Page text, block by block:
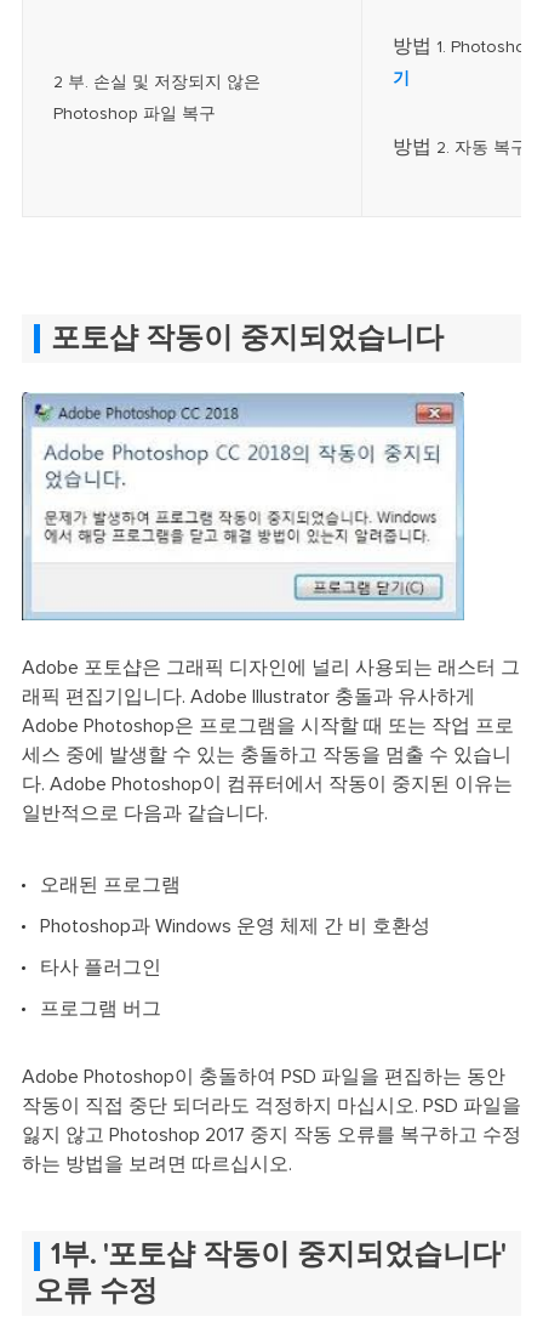
2 부. 손실 및 저장되지 않은
Photoshop 파일 복구
방법 1. Photoshop
기
방법 2. 자동 복구
포토샵 작동이 중지되었습니다
Adobe 포토샵은 그래픽 디자인에 널리 사용되는 래스터 그
래픽 편집기입니다. Adobe Illustrator 충돌과 유사하게
Adobe Photoshop은 프로그램을 시작할 때 또는 작업 프로
세스 중에 발생할 수 있는 충돌하고 작동을 멈출 수 있습니
다. Adobe Photoshop이 컴퓨터에서 작동이 중지된 이유는
일반적으로 다음과 같습니다.
오래된 프로그램
Photoshop과 Windows 운영 체제 간 비 호환성
타사 플러그인
프로그램 버그
Adobe Photoshop이 충돌하여 PSD 파일을 편집하는 동안
작동이 직접 중단 되더라도 걱정하지 마십시오. PSD 파일을
잃지 않고 Photoshop 2017 중지 작동 오류를 복구하고 수정
하는 방법을 보려면 따르십시오.
1부. '포토샵 작동이 중지되었습니다'
오류 수정